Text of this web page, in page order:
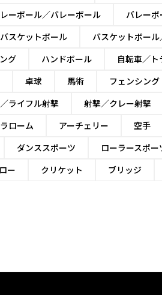
ーボール／バレーボール バレー
スケットボール バスケットボー
グ ハンドボール 自転車／ト
卓球 馬術 フェンシング
ライフル射撃 射撃／クレー射撃
ローム アーチェリー 空手
ダンススポーツ
ローラースポ
ー クリケット ブリッジ